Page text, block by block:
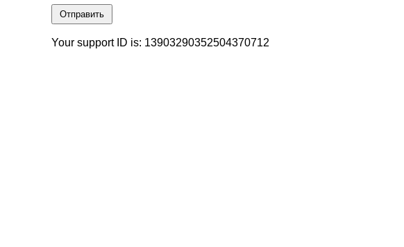
Отправить
Your support ID is: 13903290352504370712